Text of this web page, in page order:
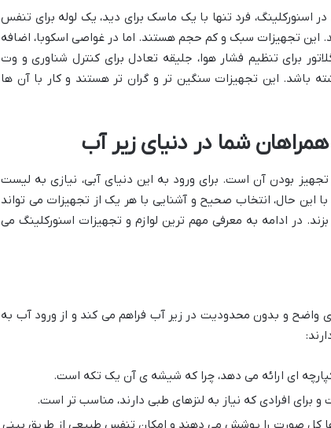
اسنورکلینگ، فرد تنها با یک ماسک برای دید، یک لوله برای تنفس
این تجهیزات سبک و کم حجم هستند. اما در غواصی اسکوبا، اضافه
برای تنظیم فشار هوا، جلیقه تعادل برای کنترل شناوری و وت
باشد. این تجهیزات سنگین تر و گران تر هستند و کار با آن ها
شما در دنیای زیر آب
بودن آن است. برای ورود به این دنیای آبی، نیازی به لیست
این حال، انتخاب صحیح و آشنایی با هر یک از تجهیزات می تواند
در ادامه به معرفی مهم ترین لوازم و تجهیزات اسنورکلینگ می
و بدون محدودیت در زیر آب فراهم می کند و از ورود آب به
ای ارائه می دهد، چرا که شیشه ی آن یک تکه است.
برای افرادی که نیاز به لنزهای طبی دارند، مناسب تر است.